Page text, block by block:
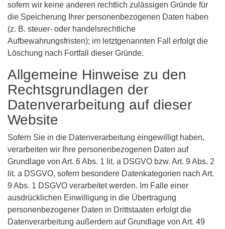
sofern wir keine anderen rechtlich zulässigen Gründe für
die Speicherung Ihrer personenbezogenen Daten haben
(z. B. steuer- oder handelsrechtliche
Aufbewahrungsfristen); im letztgenannten Fall erfolgt die
Löschung nach Fortfall dieser Gründe.
Allgemeine Hinweise zu den
Rechtsgrundlagen der
Datenverarbeitung auf dieser
Website
Sofern Sie in die Datenverarbeitung eingewilligt haben,
verarbeiten wir Ihre personenbezogenen Daten auf
Grundlage von Art. 6 Abs. 1 lit. a DSGVO bzw. Art. 9 Abs. 2
lit. a DSGVO, sofern besondere Datenkategorien nach Art.
9 Abs. 1 DSGVO verarbeitet werden. Im Falle einer
ausdrücklichen Einwilligung in die Übertragung
personenbezogener Daten in Drittstaaten erfolgt die
Datenverarbeitung außerdem auf Grundlage von Art. 49